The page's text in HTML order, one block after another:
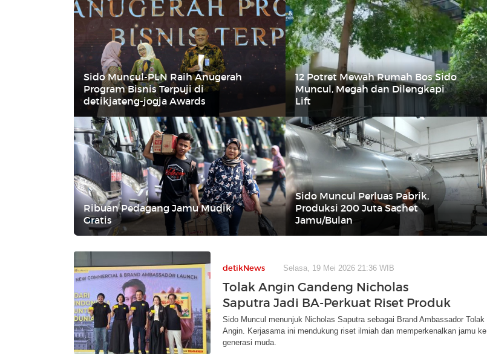
Sido Muncul-PLN Raih Anugerah
Program Bisnis Terpuji di
detikjateng-jogja Awards
12 Potret Mewah Rumah Bos Sido
Muncul, Megah dan Dilengkapi
Lift
Ribuan Pedagang Jamu Mudik
Gratis
Sido Muncul Perluas Pabrik,
Produksi 200 Juta Sachet
Jamu/Bulan
detikNews Selasa, 19 Mei 2026 21:36 WIB
Tolak Angin Gandeng Nicholas
Saputra Jadi BA-Perkuat Riset Produk
Sido Muncul menunjuk Nicholas Saputra sebagai Brand Ambassador Tolak
Angin. Kerjasama ini mendukung riset ilmiah dan memperkenalkan jamu ke
generasi muda.